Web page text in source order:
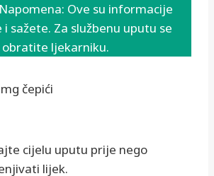
Ove su informacije
i sažete. Za službenu uputu se
obratite ljekarniku.
čepići
cijelu uputu prije nego
lijek.